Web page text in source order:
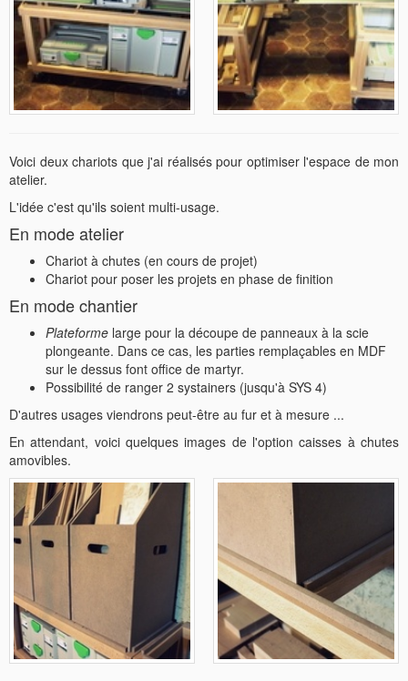
Voici deux chariots que j'ai réalisés pour optimiser l'espace de mon
atelier.
L'idée c'est qu'ils soient multi-usage.
En mode atelier
Chariot à chutes (en cours de projet)
Chariot pour poser les projets en phase de finition
En mode chantier
Plateforme large pour la découpe de panneaux à la scie
plongeante. Dans ce cas, les parties remplaçables en MDF
sur le dessus font office de martyr.
Possibilité de ranger 2 systainers (jusqu'à SYS 4)
D'autres usages viendrons peut-être au fur et à mesure ...
En attendant, voici quelques images de l'option caisses à chutes
amovibles.